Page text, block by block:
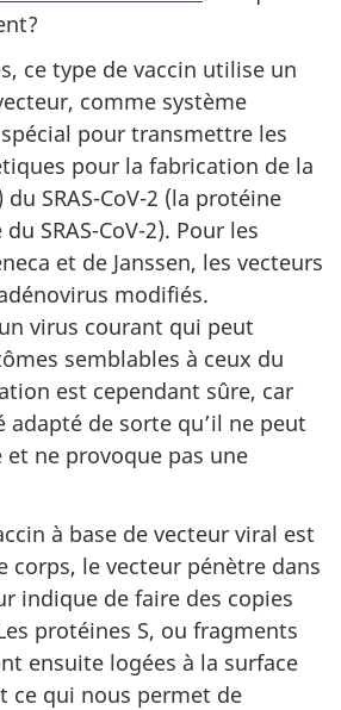
ce type de vaccin utilise un
comme système
pour transmettre les
pour la fabrication de la
SRAS-CoV-2 (la protéine
SRAS-CoV-2). Pour les
et de Janssen, les vecteurs
modifiés.
virus courant qui peut
semblables à ceux du
est cependant sûre, car
adapté de sorte qu’il ne peut
et ne provoque pas une
à base de vecteur viral est
corps, le vecteur pénètre dans
indique de faire des copies
protéines S, ou fragments
ensuite logées à la surface
ce qui nous permet de